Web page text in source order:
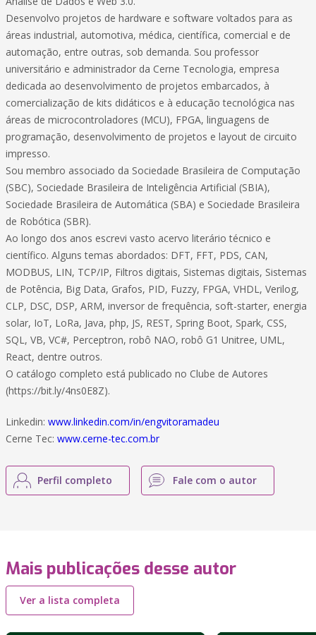
Desenvolvo projetos de hardware e software voltados para as
áreas industrial, automotiva, médica, científica, comercial e de
automação, entre outras, sob demanda. Sou professor
universitário e administrador da Cerne Tecnologia, empresa
dedicada ao desenvolvimento de projetos embarcados, à
comercialização de kits didáticos e à educação tecnológica nas
áreas de microcontroladores (MCU), FPGA, linguagens de
programação, desenvolvimento de projetos e layout de circuito
impresso.
Sou membro associado da Sociedade Brasileira de Computação
(SBC), Sociedade Brasileira de Inteligência Artificial (SBIA),
Sociedade Brasileira de Automática (SBA) e Sociedade Brasileira
de Robótica (SBR).
Ao longo dos anos escrevi vasto acervo literário técnico e
científico. Alguns temas abordados: DFT, FFT, PDS, CAN,
MODBUS, LIN, TCP/IP, Filtros digitais, Sistemas digitais, Sistemas
de Potência, Big Data, Grafos, PID, Fuzzy, FPGA, VHDL, Verilog,
CLP, DSC, DSP, ARM, inversor de frequência, soft-starter, energia
solar, IoT, LoRa, Java, php, JS, REST, Spring Boot, Spark, CSS,
SQL, VB, VC#, Perceptron, robô NAO, robô G1 Unitree, UML,
React, dentre outros.
O catálogo completo está publicado no Clube de Autores
(https://bit.ly/4ns0E8Z).
Linkedin: www.linkedin.com/in/engvitoramadeu
Cerne Tec: www.cerne-tec.com.br
Perfil completo Fale com o autor
Mais publicações desse autor
Ver a lista completa